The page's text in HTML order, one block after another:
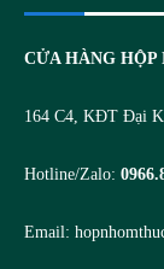
CỬA HÀNG
164 C4, KĐT Đại
Hotline/Zalo:
Email: